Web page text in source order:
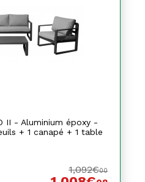
II - Aluminium époxy -
+ 1 canapé + 1 table
1,092€00